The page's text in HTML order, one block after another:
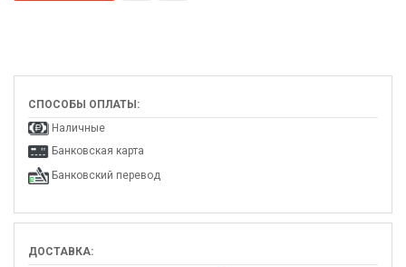
СПОСОБЫ ОПЛАТЫ:
Наличные
Банковская карта
Банковский перевод
ДОСТАВКА: